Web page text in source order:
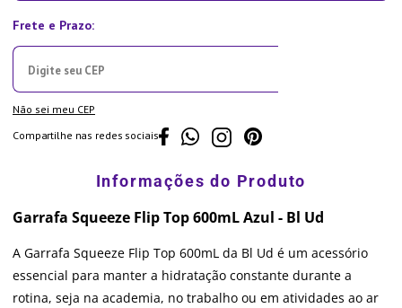
Não sei meu CEP
Compartilhe nas redes sociais
Garrafa Squeeze Flip Top 600mL Azul - Bl Ud
A Garrafa Squeeze Flip Top 600mL da Bl Ud é um acessório
essencial para manter a hidratação constante durante a
rotina, seja na academia, no trabalho ou em atividades ao ar